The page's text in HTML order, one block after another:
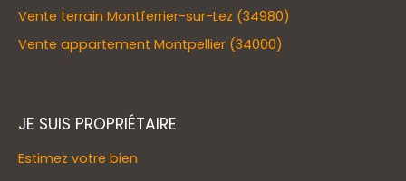
Vente terrain Montferrier-sur-Lez (34980)
Vente appartement Montpellier (34000)
JE SUIS PROPRIÉTAIRE
Estimez votre bien